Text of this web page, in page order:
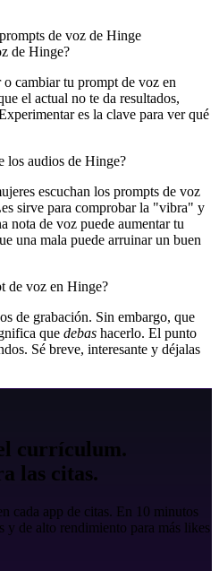
de voz de Hinge
de Hinge?
o cambiar tu prompt de voz en
el actual no te da resultados,
es la clave para ver qué
los audios de Hinge?
escuchan los prompts de voz
sirve para comprobar la "vibra" y
nota de voz puede aumentar tu
una mala puede arruinar un buen
de voz en Hinge?
de grabación. Sin embargo, que
que debas hacerlo. El punto
Sé breve, interesante y déjalas
currículum.
las citas.
cada app de citas. En 10 minutos
y de alto rendimiento para más likes